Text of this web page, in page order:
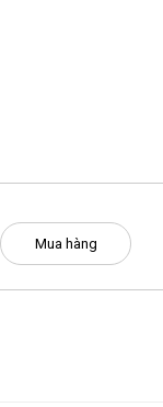
Mua hàng